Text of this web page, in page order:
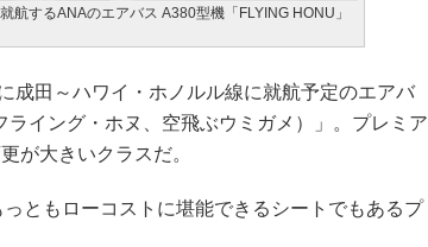
航するANAのエアバス A380型機「FLYING HONU」
田～ハワイ・ホノルル線に就航予定のエアバ
ライング・ホヌ、空飛ぶウミガメ）」。プレミア
が大きいクラスだ。
ともローコストに堪能できるシートでもあるプ